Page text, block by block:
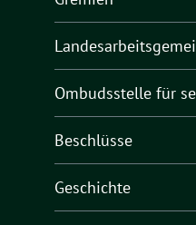
Ombudsstelle für
Beschlüsse
Geschichte